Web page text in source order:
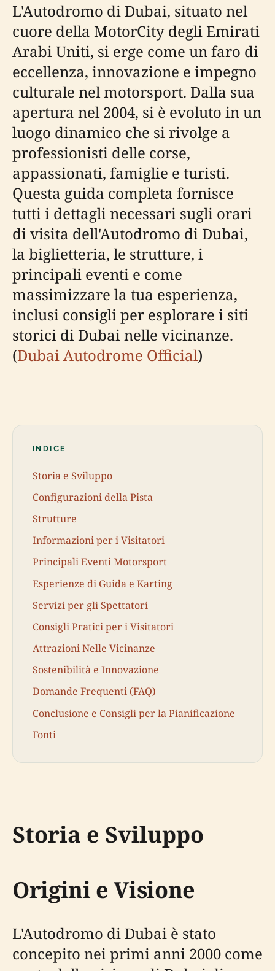
L'Autodromo di Dubai, situato nel
cuore della MotorCity degli Emirati
Arabi Uniti, si erge come un faro di
eccellenza, innovazione e impegno
culturale nel motorsport. Dalla sua
apertura nel 2004, si è evoluto in un
luogo dinamico che si rivolge a
professionisti delle corse,
appassionati, famiglie e turisti.
Questa guida completa fornisce
tutti i dettagli necessari sugli orari
di visita dell'Autodromo di Dubai,
la biglietteria, le strutture, i
principali eventi e come
massimizzare la tua esperienza,
inclusi consigli per esplorare i siti
storici di Dubai nelle vicinanze.
(Dubai Autodrome Official)
INDICE
Storia e Sviluppo
Configurazioni della Pista
Strutture
Informazioni per i Visitatori
Principali Eventi Motorsport
Esperienze di Guida e Karting
Servizi per gli Spettatori
Consigli Pratici per i Visitatori
Attrazioni Nelle Vicinanze
Sostenibilità e Innovazione
Domande Frequenti (FAQ)
Conclusione e Consigli per la Pianificazione
Fonti
Storia e Sviluppo
Origini e Visione
L'Autodromo di Dubai è stato
concepito nei primi anni 2000 come